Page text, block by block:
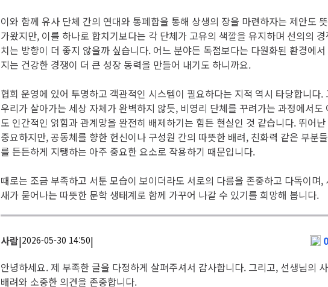
이와 함께 유사 단체 간의 연대와 통폐합을 통해 상생의 장을 마련하자는 제안도
가왔지만, 이를 하나로 합치기보다는 각 단체가 고유의 색깔을 유지하며 선의의 경
치는 방향이 더 좋지 않을까 싶습니다. 어느 분야든 독점보다는 다원화된 환경에서
지는 건강한 경쟁이 더 큰 성장 동력을 만들어 내기도 하니까요.
협회 운영에 있어 투명하고 객관적인 시스템이 필요하다는 지적 역시 타당합니다.
우리가 살아가는 세상 자체가 완벽하지 않듯, 비영리 단체를 꾸려가는 과정에서도
도 인간적인 얽힘과 관계망을 완전히 배제하기는 힘든 현실인 것 같습니다. 뛰어
중요하지만, 공동체를 향한 헌신이나 구성원 간의 따뜻한 배려, 친화력 같은 부분
를 든든하게 지탱하는 아주 중요한 요소로 작용하기 때문입니다.
때로는 조금 부족하고 서툰 모습이 보이더라도 서로의 다름을 존중하고 다독이며,
새가 묻어나는 따뜻한 문학 생태계로 함께 가꾸어 나갈 수 있기를 희망해 봅니다.
사람|2026-05-30 14:50| 0
안녕하세요. 제 부족한 글을 다정하게 살펴주셔서 감사합니다. 그리고, 선생님의
배려와 소중한 의견을 존중합니다.